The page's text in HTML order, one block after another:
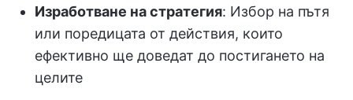
Изработване на стратегия: Избор на пътя
или поредицата от действия, които
ефективно ще доведат до постигането на
целите